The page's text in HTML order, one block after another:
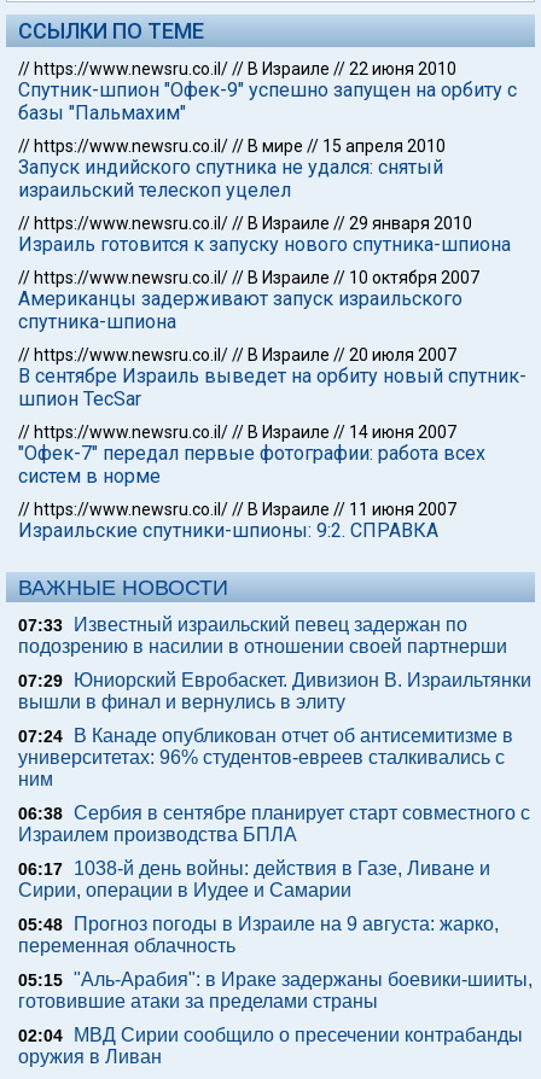
ССЫЛКИ ПО ТЕМЕ
// https://www.newsru.co.il/// В Израиле //22 июня 2010
Спутник-шпион "Офек-9" успешно запущен на орбиту с
базы "Пальмахим"
// https://www.newsru.co.il/// В мире // 15 апреля 2010
Запуск индийского спутника не удался: снятый
израильский телескоп уцелел
// https://www.newsru.co.il/// В Израиле //29 января 2010
Израиль готовится к запуску нового спутника-шпиона
// https://www.newsru.co.il/// В Израиле // 10 октября 2007
Американцы задерживают запуск израильского
спутника-шпиона
// https://www.newsru.co.il/// В Израиле //20 июля 2007
В сентябре Израиль выведет на орбиту новый спутник-
шпион TecSar
// https://www.newsru.co.il/// В Израиле // 14 июня 2007
"Офек-7" передал первые фотографии: работа всех
систем в норме
// https://www.newsru.co.il/// В Израиле // 11 июня 2007
Израильские спутники-шпионы: 9:2. СПРАВКА
ВАЖНЫЕ НОВОСТИ
07:33
Известный израильский певец задержан по
подозрению в насилии в отношении своей партнерши
07:29
Юниорский Евробаскет. Дивизион В. Израильтянки
вышли в финал и вернулись в элиту
07:24
В Канаде опубликован отчет об антисемитизме в
университетах: 96% студентов-евреев сталкивались с
ним
06:38 Сербия в сентябре планирует старт совместного с
Израилем производства БПЛА
06:17
1038-й день войны: действия в Газе, Ливане и
Сирии, операции в Иудее и Самарии
05:48
Прогноз погоды в Израиле на 9 августа: жарко,
переменная облачность
05:15 "Аль-Арабия": в Ираке задержаны боевики-шииты,
готовившие атаки за пределами страны
02:04
МВД Сирии сообщило о пресечении контрабанды
оружия в Ливан